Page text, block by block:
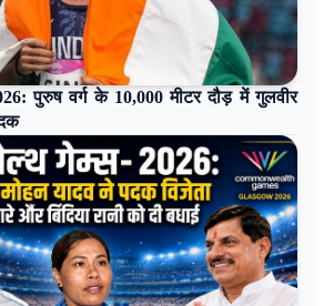
पुरुष वर्ग के 10,000 मीटर दौड़ में गुलवीर